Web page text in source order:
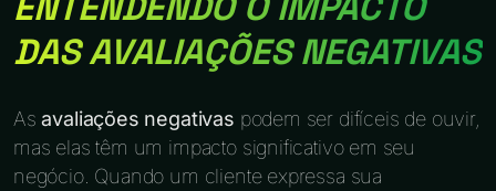
DAS AVALIAÇÕES NEGATIVAS
Asavaliações negativas podem ser difíceis de ouvir,
mas elas têm um impacto significativo em seu
negócio. Quando um cliente expressa sua